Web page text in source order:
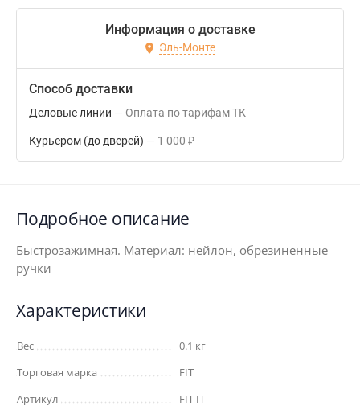
Информация о доставке
Эль-Монте
Способ доставки
Деловые линии Оплата по тарифам ТК
Курьером (до дверей) 1 000 ₽
Подробное описание
Быстрозажимная. Материал: нейлон, обрезиненные
ручки
Характеристики
Вес
0.1 кг
Торговая марка
FIT
Артикул
FIT IT